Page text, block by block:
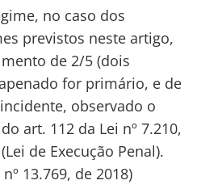
no caso dos
previstos neste artigo,
de 2/5 (dois
for primário, e de
observado o
art. 112 da Lei nº 7.210,
de Execução Penal).
13.769, de 2018)